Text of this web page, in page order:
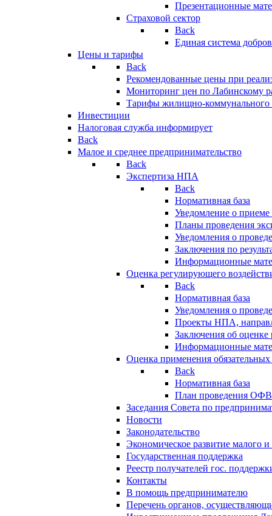
Презентационные
Страховой сектор
Back
Единая система
Цены и тарифы
Back
Рекомендованные цены при
Мониторинг цен по Лабинскому
Тарифы жилищно-коммунального
Инвестиции
Налоговая служба информирует
Back
Малое и среднее предпринимательство
Back
Экспертиза НПА
Back
Нормативная база
Уведомление о
Планы проведения
Уведомления о
Заключения по
Информационные
Оценка регулирующего
Back
Нормативная база
Уведомления о
Проекты НПА,
Заключения об
Информационные
Оценка применения
Back
Нормативная база
План проведения
Заседания Совета по
Новости
Законодательство
Экономическое развитие малого и
Государственная поддержка
Реестр получателей гос.
Контакты
В помощь предпринимателю
Перечень органов,